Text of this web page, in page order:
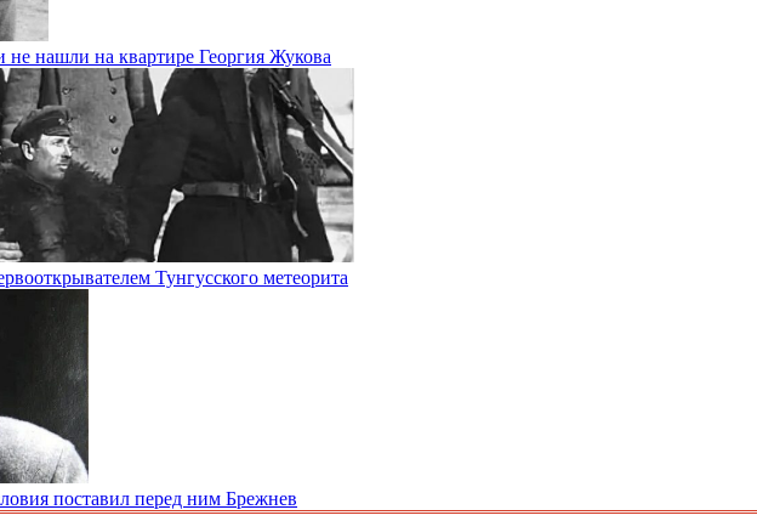
нашли на квартире Георгия Жукова
Тунгусского метеорита
поставил перед ним Брежнев